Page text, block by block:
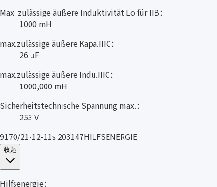
Max. zulässige äußere Induktivität Lo für IIB：
1000 mH
max.zulässige äußere Kapa.IIIC：
26 μF
max.zulässige äußere Indu.IIIC：
1000,000 mH
Sicherheitstechnische Spannung max.：
253 V
9170/21-12-11s 203147HILFSENERGIE
收起
Hilfsenergie：